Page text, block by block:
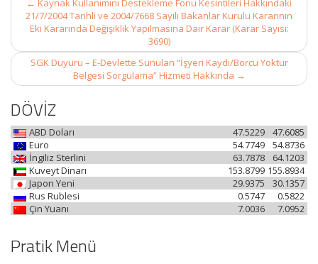
navigation
← Kaynak Kullanımını Destekleme Fonu Kesintileri Hakkındaki
21/7/2004 Tarihli ve 2004/7668 Sayılı Bakanlar Kurulu Kararının
Eki Kararında Değişiklik Yapılmasına Dair Karar (Karar Sayısı:
3690)
SGK Duyuru – E-Devlette Sunulan “İşyeri Kaydı/Borcu Yoktur
Belgesi Sorgulama” Hizmeti Hakkında →
DÖVİZ
ABD Doları 47.6085
47.5229
Euro
54.8736
54.7749
İngiliz Sterlini
64.1203
63.7878
Kuveyt Dinarı
155.8934
153.8799
Japon Yeni
30.1357
29.9375
Rus Rublesi
0.5822
0.5747
Çin Yuanı
7.0952
7.0036
Pratik Menü